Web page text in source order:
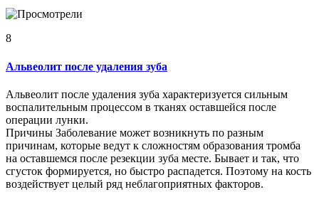
8
Альвеолит после удаления зуба
Альвеолит после удаления зуба характеризуется сильным
воспалительным процессом в тканях оставшейся после
операции лунки.
Причины Заболевание может возникнуть по разным
причинам, которые ведут к сложностям образования тромба
на оставшемся после резекции зуба месте. Бывает и так, что
сгусток формируется, но быстро распадется. Поэтому на кость
воздействует целый ряд неблагоприятных факторов.